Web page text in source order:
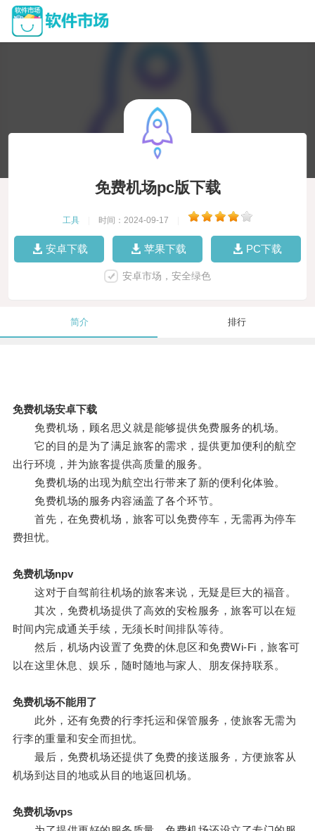
免费机场pc版下载
工具 时间：2024-09-17
安卓下载 苹果下载 PC下载
安卓市场，安全绿色
简介 排行
免费机场安卓下载
免费机场，顾名思义就是能够提供免费服务的机场。
它的目的是为了满足旅客的需求，提供更加便利的航空
出行环境，并为旅客提供高质量的服务。
免费机场的出现为航空出行带来了新的便利化体验。
免费机场的服务内容涵盖了各个环节。
首先，在免费机场，旅客可以免费停车，无需再为停车
费担忧。
免费机场npv
这对于自驾前往机场的旅客来说，无疑是巨大的福音。
其次，免费机场提供了高效的安检服务，旅客可以在短
时间内完成通关手续，无须长时间排队等待。
然后，机场内设置了免费的休息区和免费Wi-Fi，旅客可
以在这里休息、娱乐，随时随地与家人、朋友保持联系。
免费机场不能用了
此外，还有免费的行李托运和保管服务，使旅客无需为
行李的重量和安全而担忧。
最后，免费机场还提供了免费的接送服务，方便旅客从
机场到达目的地或从目的地返回机场。
免费机场vps